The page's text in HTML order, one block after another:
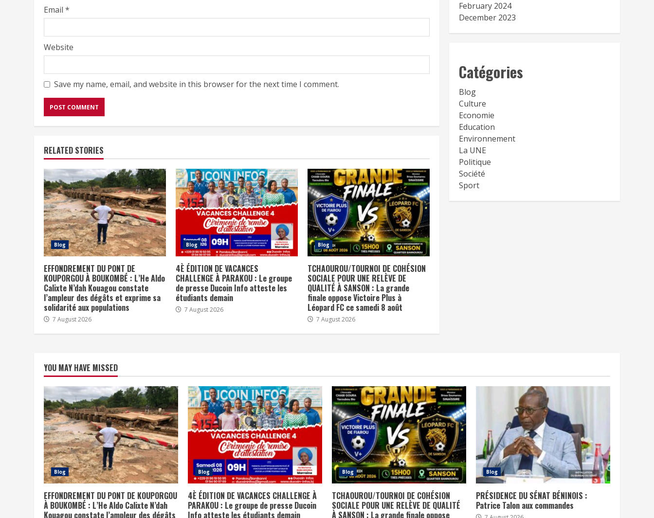
Email *
Website
Save my name, email, and website in this browser for the next time I comment.
RELATED STORIES
Blog
EFFONDREMENT DU PONT DE
KOUPORGOU À BOUKOMBÉ : L’He Aldo
Calixte N’dah Kouagou constate
l’ampleur des dégâts et exprime sa
solidarité aux populations
7 August 2026
Blog
4È ÉDITION DE VACANCES
CHALLENGE À PARAKOU : Le groupe
de presse Ducoin Info atteste les
étudiants demain
7 August 2026
Blog
TCHAOUROU/TOURNOI DE COHÉSION
SOCIALE POUR UNE RELÈVE DE
QUALITÉ À SANSON : La grande
finale oppose Victoire Plus à
Léopard FC ce samedi 8 août
7 August 2026
February 2024
December 2023
Catégories
Blog
Culture
Economie
Education
Environnement
La UNE
Politique
Société
Sport
YOU MAY HAVE MISSED
Blog
EFFONDREMENT DU PONT DE KOUPORGOU
À BOUKOMBÉ : L’He Aldo Calixte N’dah
Kouagou constate l’ampleur des dégâts
Blog
4È ÉDITION DE VACANCES CHALLENGE À
PARAKOU : Le groupe de presse Ducoin
Info atteste les étudiants demain
Blog
TCHAOUROU/TOURNOI DE COHÉSION
SOCIALE POUR UNE RELÈVE DE QUALITÉ
À SANSON : La grande finale oppose
Blog
PRÉSIDENCE DU SÉNAT BÉNINOIS :
Patrice Talon aux commandes